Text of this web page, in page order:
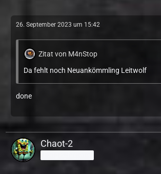
26. September 2023 um 15:42
Zitat von M4nStop
Da fehlt noch Neuankömmling Leitwolf
done
Chaot-2